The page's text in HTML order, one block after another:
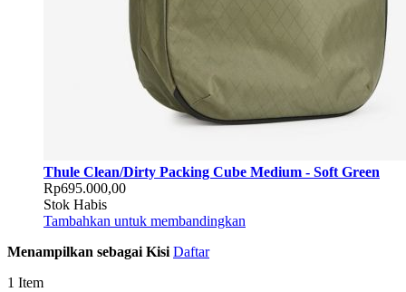
Thule Clean/Dirty Packing Cube Medium - Soft Green
Rp695.000,00
Stok Habis
Tambahkan untuk membandingkan
Menampilkan sebagai Kisi Daftar
1 Item